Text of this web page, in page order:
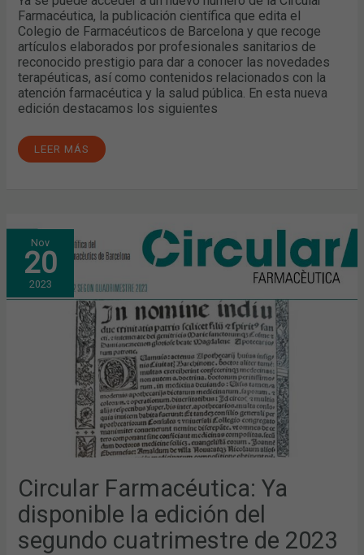
Farmacéutica, la publicación científica que edita el
Colegio de Farmacéuticos de Barcelona y que recoge
artículos elaborados por profesionales sanitarios de
reconocido prestigio para dar a conocer las novedades
terapéuticas, así como contenidos relacionados con la
atención farmacéutica y la salud pública. En esta nueva
edición destacamos los siguientes
LEER MÁS
Nov
20
2023
Circular Farmacéutica: Ya
disponible la edición del
segundo cuatrimestre de 2023
CIRCULAR
FARMACÉUTICA:
YA
DISPONIBLE
LA
EDICIÓN
DEL
SEGUNDO
CUATRIMESTRE